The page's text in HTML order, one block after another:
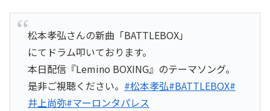
松本孝弘さんの新曲「BATTLEBOX」
にてドラム叩いております。
本日配信『Lemino BOXING』のテーマソング。
是非ご視聴ください。 #松本孝弘#BATTLEBOX#
井上尚弥#マーロンタパレス